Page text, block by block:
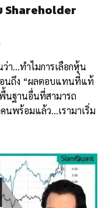
า…ทำไมการเลือกหุ้น
อนถึง “ผลตอบแทนที่แท้
นฐานอื่นที่สามารถ
นพร้อมแล้ว…เรามาเริ่ม